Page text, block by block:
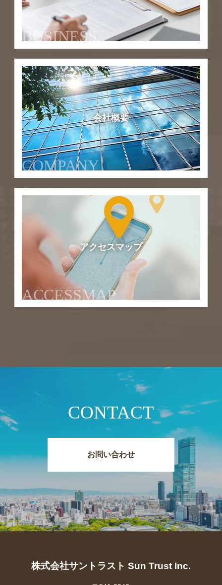
BUSINESS
会社概要
COMPANY
アクセスマップ
ACCESSMAP
CONTACT
お問い合わせ
株式会社サントラスト Sun Trust Inc.